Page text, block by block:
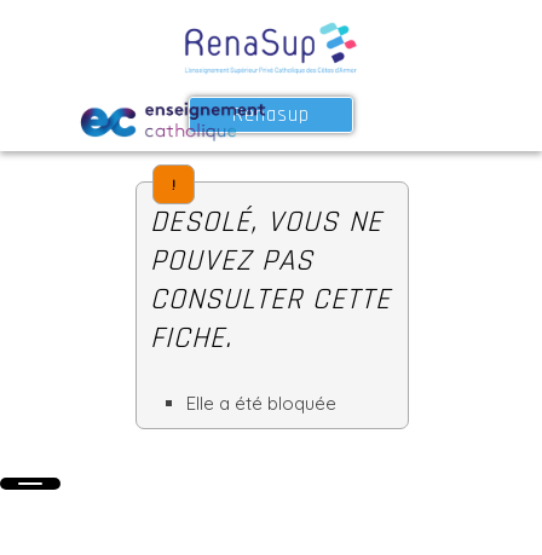
Renasup
!
DESOLÉ, VOUS NE
POUVEZ PAS
CONSULTER CETTE
FICHE.
Elle a été bloquée